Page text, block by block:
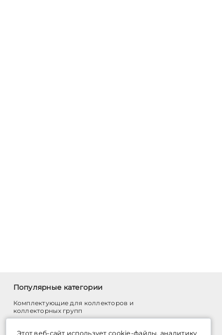
Популярные категории
Комплектующие для коллекторов и
коллекторных групп
Этот веб-сайт использует cookie-файлы, аналитику